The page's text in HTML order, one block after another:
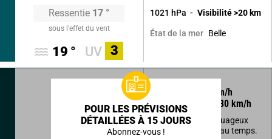
Ressentie 17 °
sous l'effet du vent
19 ° UV 3
1021 hPa Visibilité >20 km
État de la mer Belle
km/h
Rafales à
30 km/h
Légers passages nuageux
n'altérant pas le beau temps.
POUR LES PRÉVISIONS
DÉTAILLÉES À 15 JOURS
Abonnez-vous !